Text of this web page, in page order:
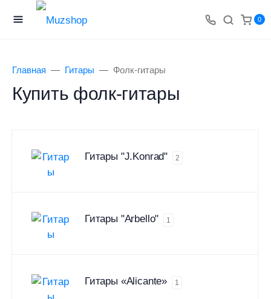
0
Главная Гитары Фолк-гитары
Купить фолк-гитары
Гитары "J.Konrad" 2
Гитары "Arbello" 1
Гитары «Alicante» 1